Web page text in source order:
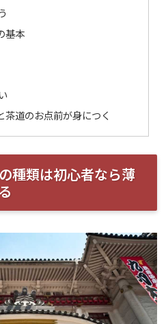
基本
道のお点前が身につく
種類は初心者なら薄